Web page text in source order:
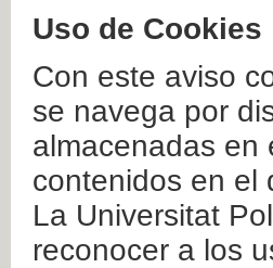
Uso de Cookies
Con este aviso
se navega por
almacenadas en
contenidos en el
La Universitat
reconocer a los